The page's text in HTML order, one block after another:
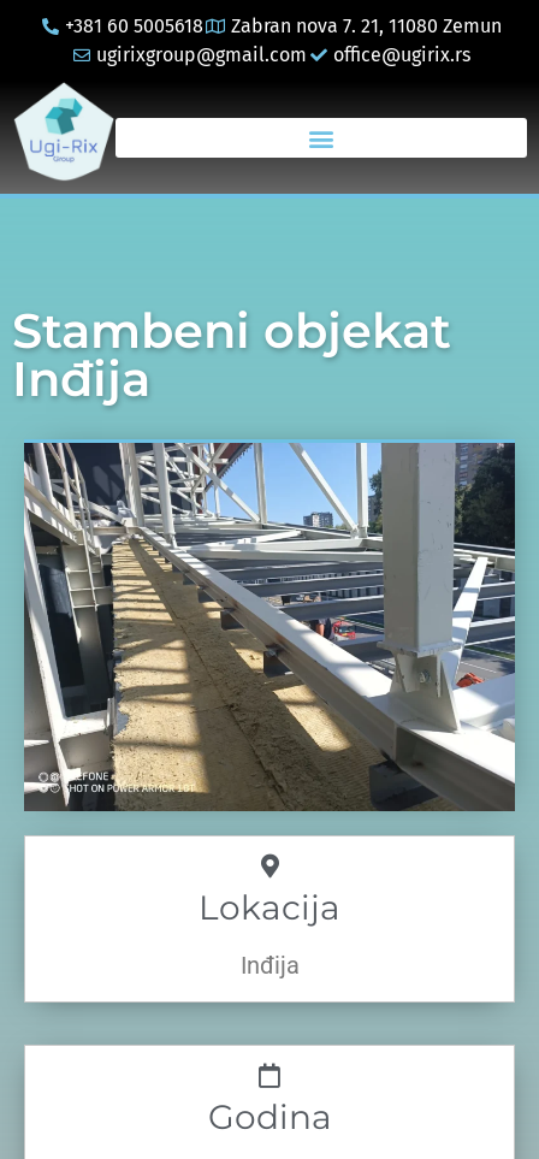
+381 60 5005618
Zabran nova 7. 21, 11080 Zemun
ugirixgroup@gmail.com
office@ugirix.rs
Stambeni objekat
Inđija
Lokacija
Inđija
Godina